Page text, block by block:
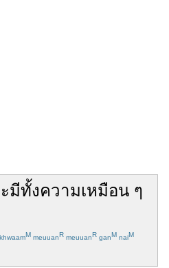
มีทั้งความเหมือน ๆ
khwaamM meuuanR meuuanR ganM naiM